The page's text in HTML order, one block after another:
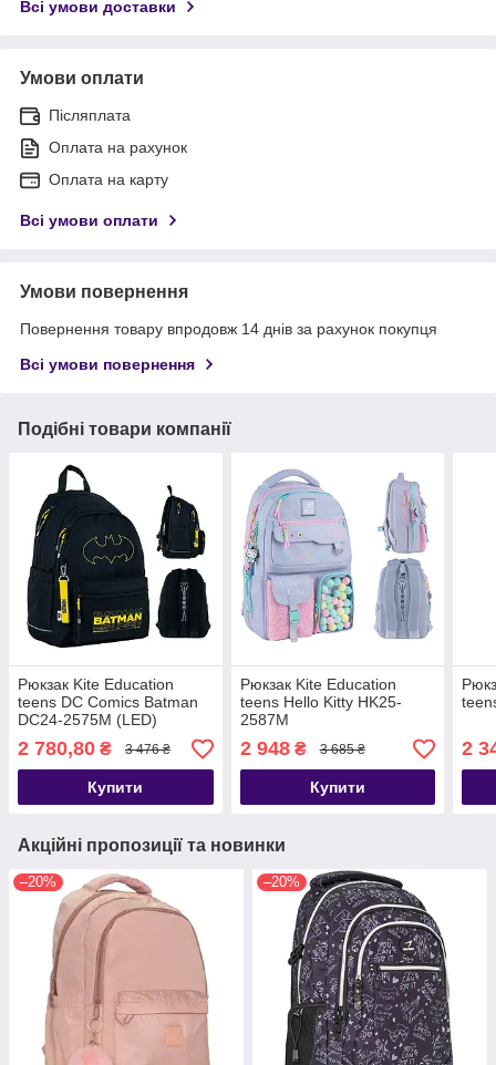
Всі умови доставки
Умови оплати
Післяплата
Оплата на рахунок
Оплата на карту
Всі умови оплати
Умови повернення
Повернення товару впродовж 14 днів за рахунок покупця
Всі умови повернення
Подібні товари компанії
Рюкзак Kite Education
teens DC Comics Batman
DC24-2575M (LED)
2 780,80 ₴ 3 476 ₴
Купити
Рюкзак Kite Education
teens Hello Kitty HK25-
2587M
2 948₴ 3 685 ₴
Купити
2
Акційні пропозиції та новинки
–20% –20%